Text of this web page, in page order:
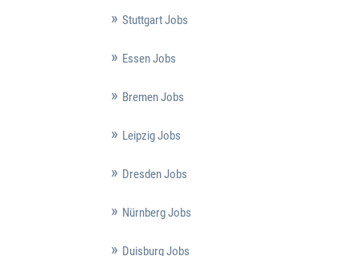
Stuttgart Jobs
Essen Jobs
Bremen Jobs
Leipzig Jobs
Dresden Jobs
Nürnberg Jobs
Duisburg Jobs